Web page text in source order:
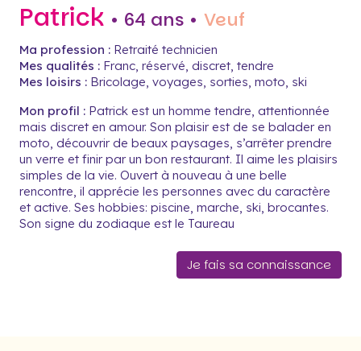
Patrick • 64 ans • Veuf
Ma profession : Retraité technicien
Mes qualités : Franc, réservé, discret, tendre
Mes loisirs : Bricolage, voyages, sorties, moto, ski
Mon profil : Patrick est un homme tendre, attentionnée
mais discret en amour. Son plaisir est de se balader en
moto, découvrir de beaux paysages, s’arrêter prendre
un verre et finir par un bon restaurant. Il aime les plaisirs
simples de la vie. Ouvert à nouveau à une belle
rencontre, il apprécie les personnes avec du caractère
et active. Ses hobbies: piscine, marche, ski, brocantes.
Son signe du zodiaque est le Taureau
Je fais sa connaissance